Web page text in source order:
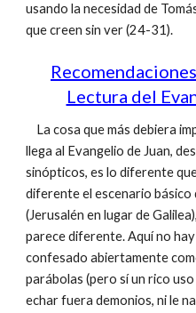
usando la necesidad de
que creen sin ver (24-31).
Lectura del
La cosa que más debiera
llega al Evangelio de Juan,
sinópticos, es lo diferente
diferente el escenario básico
(Jerusalén en lugar de
parece diferente. Aquí no
confesado abiertamente
parábolas (pero sí un rico
echar fuera demonios, ni le